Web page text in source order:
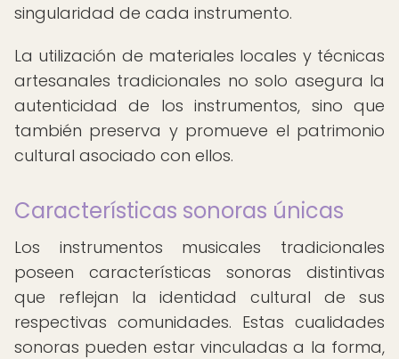
singularidad de cada instrumento.
La utilización de materiales locales y técnicas
artesanales tradicionales no solo asegura la
autenticidad de los instrumentos, sino que
también preserva y promueve el patrimonio
cultural asociado con ellos.
Características sonoras únicas
Los instrumentos musicales tradicionales
poseen características sonoras distintivas
que reflejan la identidad cultural de sus
respectivas comunidades. Estas cualidades
sonoras pueden estar vinculadas a la forma,